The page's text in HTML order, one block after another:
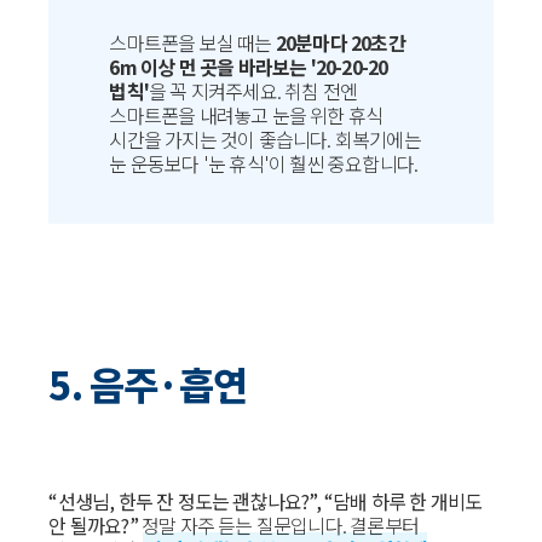
스마트폰을 보실 때는 20분마다 20초간
6m 이상 먼 곳을 바라보는 '20-20-20
법칙'을 꼭 지켜주세요. 취침 전엔
스마트폰을 내려놓고 눈을 위한 휴식
시간을 가지는 것이 좋습니다. 회복기에는
눈 운동보다 '눈 휴식'이 훨씬 중요합니다.
5. 음주·흡연
“선생님, 한두 잔 정도는 괜찮나요?”, “담배 하루 한 개비도
안 될까요?”정말 자주 듣는 질문입니다. 결론부터